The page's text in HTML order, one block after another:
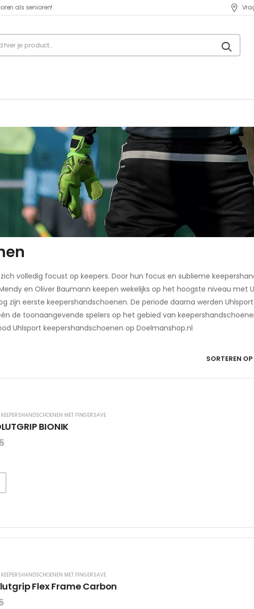
als senioren!​
volledig focust op keepers. Door hun focus en sublieme
en Oliver Baumann keepen wekelijks op het hoogste niveau met
zijn eerste keepershandschoenen. De periode daarna werden
de toonaangevende spelers op het gebied van
Uhlsport keepershandschoenen op Doelmanshop.nl
SORTEREN OP
KEEPERSHANDSCHOENEN MET FINGERSAVE
BIONIK
KEEPERSHANDSCHOENEN MET FINGERSAVE
Flex Frame Carbon